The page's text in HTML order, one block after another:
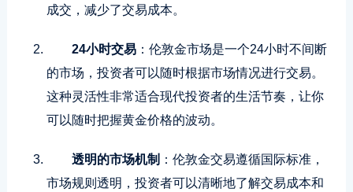
成交，减少了交易成本。
24小时交易：伦敦金市场是一个24小时不间断
的市场，投资者可以随时根据市场情况进行交易。
这种灵活性非常适合现代投资者的生活节奏，让你
可以随时把握黄金价格的波动。
透明的市场机制 ：伦敦金交易遵循国际标准，
市场规则透明，投资者可以清晰地了解交易成本和